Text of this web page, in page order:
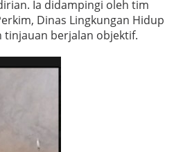
Ia didampingi oleh tim
Dinas Lingkungan Hidup
tinjauan berjalan objektif.